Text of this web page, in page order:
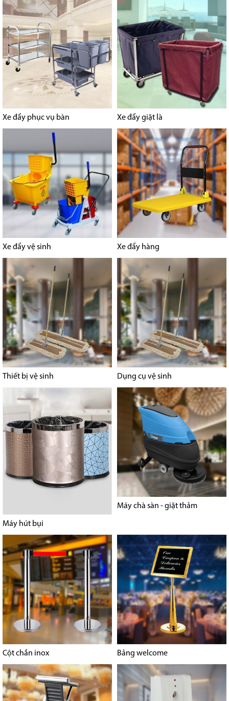
Xe đẩy phục vụ bàn Xe đẩy giặt là
Xe đẩy vệ sinh Xe đẩy hàng
Thiết bị vệ sinh Dụng cụ vệ sinh
Máy hút bụi
Máy chà sàn - giặt thảm
Cột chắn inox Bảng welcome